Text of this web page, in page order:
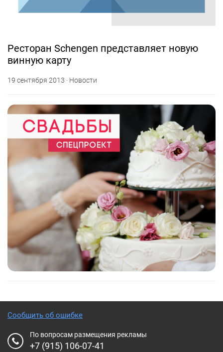
Ресторан Schengen представляет новую
винную карту
19 сентября 2013 · Новости
Сообщить об ошибке
По вопросам размещения рекламы
+7 (915) 106-07-41